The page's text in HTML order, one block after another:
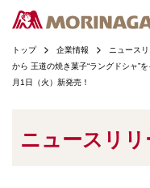
トップ 企業情報 ニュース
から 王道の焼き菓子“ラングドシャ”
月1日（火）新発売！
ニュースリリ